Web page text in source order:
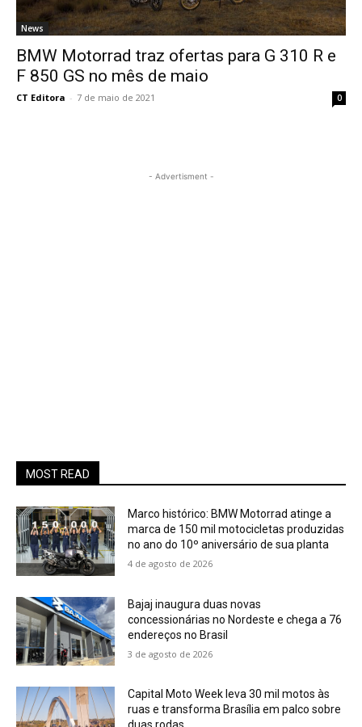
News
BMW Motorrad traz ofertas para G 310 R e
F 850 GS no mês de maio
CT Editora - 7 de maio de 2021 0
- Advertisment -
MOST READ
Marco histórico: BMW Motorrad atinge a
marca de 150 mil motocicletas produzidas
no ano do 10º aniversário de sua planta
4 de agosto de 2026
Bajaj inaugura duas novas
concessionárias no Nordeste e chega a 76
endereços no Brasil
3 de agosto de 2026
Capital Moto Week leva 30 mil motos às
ruas e transforma Brasília em palco sobre